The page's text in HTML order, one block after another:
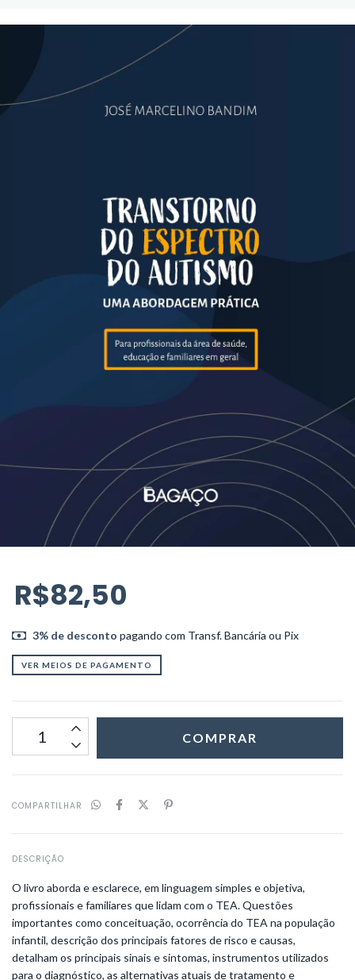
R$82,50
3% de desconto pagando com Transf. Bancária ou Pix
VER MEIOS DE PAGAMENTO
COMPARTILHAR
DESCRIÇÃO
O livro aborda e esclarece, em linguagem simples e objetiva,
profissionais e familiares que lidam com o TEA. Questões
importantes como conceituação, ocorrência do TEA na população
infantil, descrição dos principais fatores de risco e causas,
detalham os principais sinais e sintomas, instrumentos utilizados
para o diagnóstico, as alternativas atuais de tratamento e